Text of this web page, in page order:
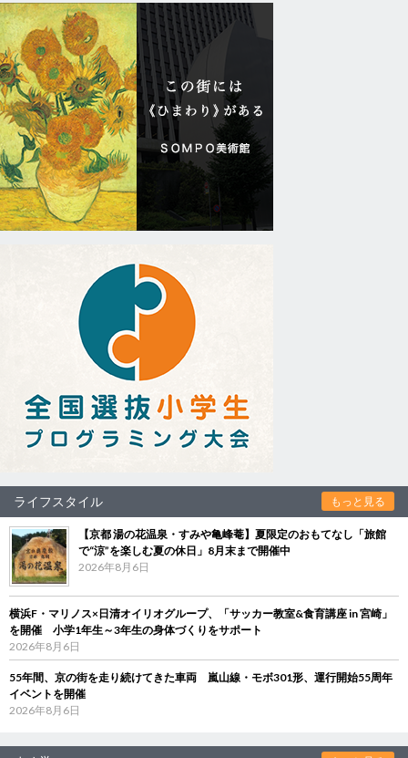
ライフスタイル もっと見る
【京都 湯の花温泉・すみや亀峰菴】夏限定のおもてなし「旅館
で“涼”を楽しむ夏の休日」8月末まで開催中
2026年8月6日
横浜F・マリノス×日清オイリオグループ、「サッカー教室&食育講座 in 宮崎」
を開催 小学1年生～3年生の身体づくりをサポート
2026年8月6日
55年間、京の街を走り続けてきた車両 嵐山線・モボ301形、運行開始55周年
イベントを開催
2026年8月6日